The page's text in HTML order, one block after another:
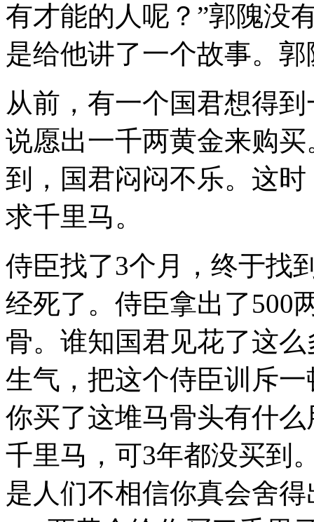
有才能的人呢？”郭隗没
是给他讲了一个故事。郭
从前，有一个国君想得
说愿出一千两黄金来购
到，国君闷闷不乐。这
求千里马。
侍臣找了3个月，终于找
经死了。侍臣拿出了500
骨。谁知国君见花了这
生气，把这个侍臣训斥
你买了这堆马骨头有什
千里马，可3年都没买到
是人们不相信你真会舍